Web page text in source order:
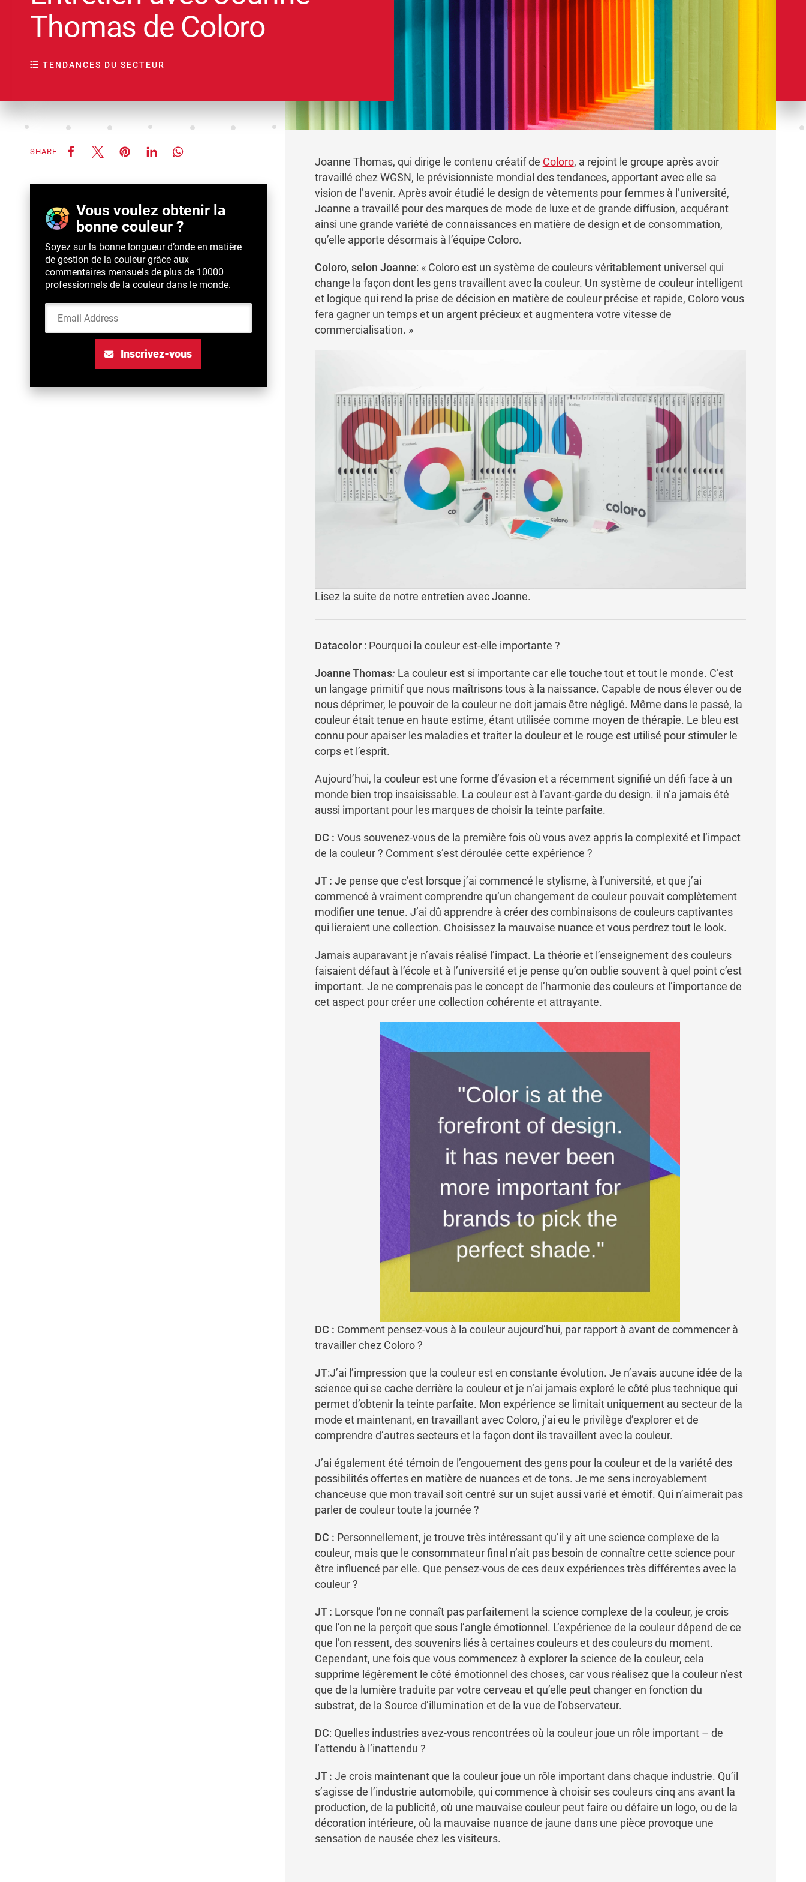
Thomas de Coloro
TENDANCES DU SECTEUR
SHARE
Vous voulez obtenir la
bonne couleur ?
Soyez sur la bonne longueur d’onde en matière
de gestion de la couleur grâce aux
commentaires mensuels de plus de 10000
professionnels de la couleur dans le monde.
Email Address
Inscrivez-vous
Joanne Thomas, qui dirige le contenu créatif de Coloro, a rejoint le groupe après avoir
travaillé chez WGSN, le prévisionniste mondial des tendances, apportant avec elle sa
vision de l’avenir. Après avoir étudié le design de vêtements pour femmes à l’université,
Joanne a travaillé pour des marques de mode de luxe et de grande diffusion, acquérant
ainsi une grande variété de connaissances en matière de design et de consommation,
qu’elle apporte désormais à l’équipe Coloro.
Coloro, selon Joanne: « Coloro est un système de couleurs véritablement universel qui
change la façon dont les gens travaillent avec la couleur. Un système de couleur intelligent
et logique qui rend la prise de décision en matière de couleur précise et rapide, Coloro vous
fera gagner un temps et un argent précieux et augmentera votre vitesse de
commercialisation. »
Lisez la suite de notre entretien avec Joanne.
Datacolor : Pourquoi la couleur est-elle importante ?
Joanne Thomas: La couleur est si importante car elle touche tout et tout le monde. C’est
un langage primitif que nous maîtrisons tous à la naissance. Capable de nous élever ou de
nous déprimer, le pouvoir de la couleur ne doit jamais être négligé. Même dans le passé, la
couleur était tenue en haute estime, étant utilisée comme moyen de thérapie. Le bleu est
connu pour apaiser les maladies et traiter la douleur et le rouge est utilisé pour stimuler le
corps et l’esprit.
Aujourd’hui, la couleur est une forme d’évasion et a récemment signifié un défi face à un
monde bien trop insaisissable. La couleur est à l’avant-garde du design. il n’a jamais été
aussi important pour les marques de choisir la teinte parfaite.
DC : Vous souvenez-vous de la première fois où vous avez appris la complexité et l’impact
de la couleur ? Comment s’est déroulée cette expérience ?
JT : Je pense que c’est lorsque j’ai commencé le stylisme, à l’université, et que j’ai
commencé à vraiment comprendre qu’un changement de couleur pouvait complètement
modifier une tenue. J’ai dû apprendre à créer des combinaisons de couleurs captivantes
qui lieraient une collection. Choisissez la mauvaise nuance et vous perdrez tout le look.
Jamais auparavant je n’avais réalisé l’impact. La théorie et l’enseignement des couleurs
faisaient défaut à l’école et à l’université et je pense qu’on oublie souvent à quel point c’est
important. Je ne comprenais pas le concept de l’harmonie des couleurs et l’importance de
cet aspect pour créer une collection cohérente et attrayante.
DC : Comment pensez-vous à la couleur aujourd’hui, par rapport à avant de commencer à
travailler chez Coloro ?
JT:J’ai l’impression que la couleur est en constante évolution. Je n’avais aucune idée de la
science qui se cache derrière la couleur et je n’ai jamais exploré le côté plus technique qui
permet d’obtenir la teinte parfaite. Mon expérience se limitait uniquement au secteur de la
mode et maintenant, en travaillant avec Coloro, j’ai eu le privilège d’explorer et de
comprendre d’autres secteurs et la façon dont ils travaillent avec la couleur.
J’ai également été témoin de l’engouement des gens pour la couleur et de la variété des
possibilités offertes en matière de nuances et de tons. Je me sens incroyablement
chanceuse que mon travail soit centré sur un sujet aussi varié et émotif. Qui n’aimerait pas
parler de couleur toute la journée ?
DC : Personnellement, je trouve très intéressant qu’il y ait une science complexe de la
couleur, mais que le consommateur final n’ait pas besoin de connaître cette science pour
être influencé par elle. Que pensez-vous de ces deux expériences très différentes avec la
couleur ?
JT : Lorsque l’on ne connaît pas parfaitement la science complexe de la couleur, je crois
que l’on ne la perçoit que sous l’angle émotionnel. L’expérience de la couleur dépend de ce
que l’on ressent, des souvenirs liés à certaines couleurs et des couleurs du moment.
Cependant, une fois que vous commencez à explorer la science de la couleur, cela
supprime légèrement le côté émotionnel des choses, car vous réalisez que la couleur n’est
que de la lumière traduite par votre cerveau et qu’elle peut changer en fonction du
substrat, de la Source d’illumination et de la vue de l’observateur.
DC: Quelles industries avez-vous rencontrées où la couleur joue un rôle important – de
l’attendu à l’inattendu ?
JT : Je crois maintenant que la couleur joue un rôle important dans chaque industrie. Qu’il
s’agisse de l’industrie automobile, qui commence à choisir ses couleurs cinq ans avant la
production, de la publicité, où une mauvaise couleur peut faire ou défaire un logo, ou de la
décoration intérieure, où la mauvaise nuance de jaune dans une pièce provoque une
sensation de nausée chez les visiteurs.